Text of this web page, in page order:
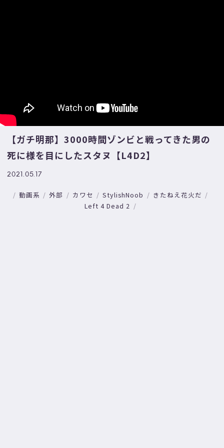
【ガチ明那】3000時間ゾンビと戦ってきた男の
死に様を目にしたスタヌ【L4D2】
2021.05.17
動画系 外部 カワセ StylishNoob
きたねえ花火だ
Left 4 Dead 2